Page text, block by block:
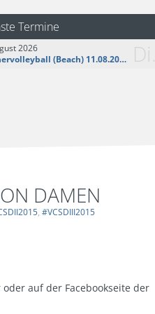
Termine
Di.
2026
Sommervolleyball (Beach) 11.08.2026
DAMEN
#VCSDIII2015
auf der Facebookseite der